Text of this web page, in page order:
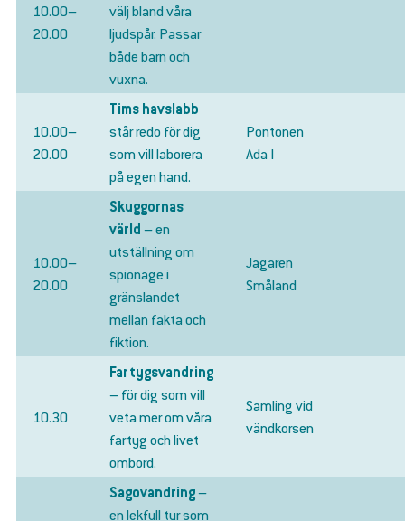
10.00–
20.00
välj bland våra
ljudspår. Passar
både barn och
vuxna.
10.00–
20.00
Tims havslabb
står redo för dig
som vill laborera
på egen hand.
Pontonen
Ada I
10.00–
20.00
Skuggornas
värld– en
utställning om
spionage i
gränslandet
mellan fakta och
fiktion.
Jagaren
Småland
10.30
Fartygsvandring
– för dig som vill
veta mer om våra
fartyg och livet
ombord.
Samling vid
vändkorsen
Sagovandring–
en lekfull tur som